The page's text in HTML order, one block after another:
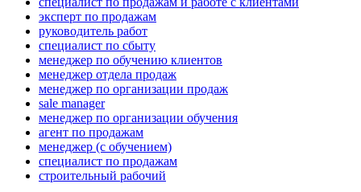
эксперт по продажам
руководитель работ
специалист по сбыту
менеджер по обучению клиентов
менеджер отдела продаж
менеджер по организации продаж
sale manager
менеджер по организации обучения
агент по продажам
менеджер (с обучением)
специалист по продажам
строительный рабочий